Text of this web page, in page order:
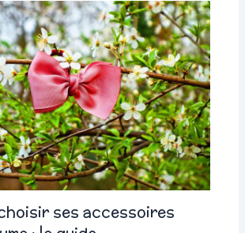
ses accessoires